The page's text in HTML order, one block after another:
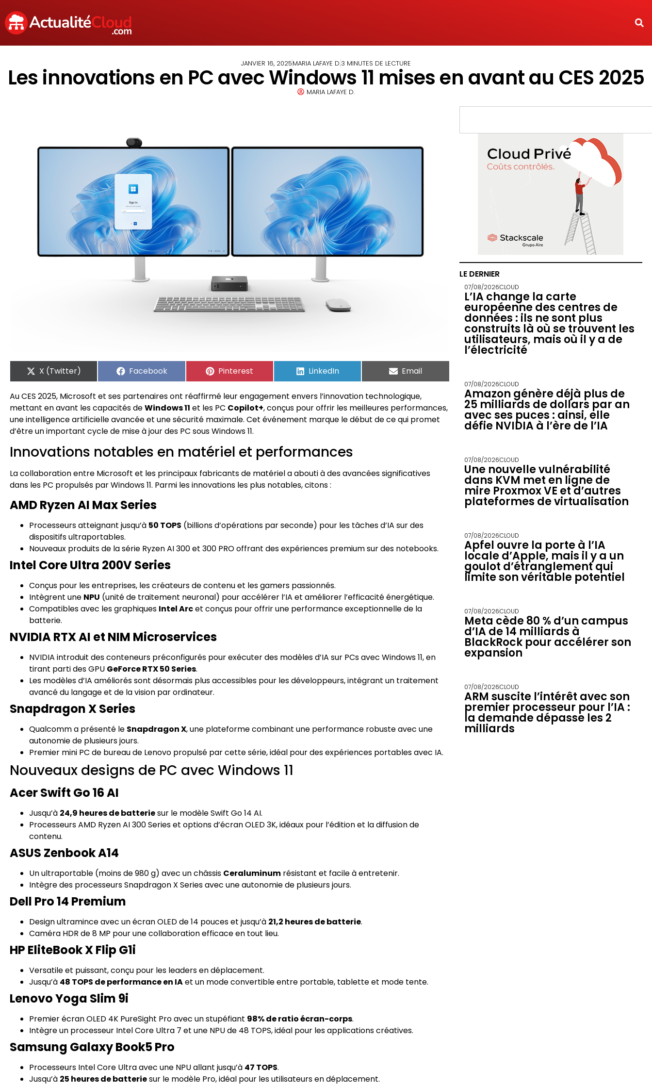
JANVIER 16, 2025MARIA LAFAYE D.3 MINUTES DE LECTURE
Les innovations en PC avec Windows 11 mises en avant au CES 2025
MARIA LAFAYE D.
X (Twitter) Facebook Pinterest LinkedIn Email
Au CES 2025, Microsoft et ses partenaires ont réaffirmé leur engagement envers l’innovation technologique,
mettant en avant les capacités deWindows 11 et les PC Copilot+, conçus pour offrir les meilleures performances,
une intelligence artificielle avancée et une sécurité maximale. Cet événement marque le début de ce qui promet
d’être un important cycle de mise à jour des PC sous Windows 11.
Innovations notables en matériel et performances
La collaboration entre Microsoft et les principaux fabricants de matériel a abouti à des avancées significatives
dans les PC propulsés par Windows 11. Parmi les innovations les plus notables, citons :
AMD Ryzen AI Max Series
Processeurs atteignant jusqu’à 50 TOPS (billions d’opérations par seconde) pour les tâches d’IA sur des
dispositifs ultraportables.
Nouveaux produits de la série Ryzen AI 300 et 300 PRO offrant des expériences premium sur des notebooks.
Intel Core Ultra 200V Series
Conçus pour les entreprises, les créateurs de contenu et les gamers passionnés.
Intègrent une NPU (unité de traitement neuronal) pour accélérer l’IA et améliorer l’efficacité énergétique.
Compatibles avec les graphiques Intel Arcet conçus pour offrir une performance exceptionnelle de la
batterie.
NVIDIA RTX AI et NIM Microservices
NVIDIA introduit des conteneurs préconfigurés pour exécuter des modèles d’IA sur PCs avec Windows 11, en
tirant parti des GPU GeForce RTX 50 Series.
Les modèles d’IA améliorés sont désormais plus accessibles pour les développeurs, intégrant un traitement
avancé du langage et de la vision par ordinateur.
Snapdragon X Series
Qualcomm a présenté le Snapdragon X, une plateforme combinant une performance robuste avec une
autonomie de plusieurs jours.
Premier mini PC de bureau de Lenovo propulsé par cette série, idéal pour des expériences portables avec IA.
Nouveaux designs de PC avec Windows 11
Acer Swift Go 16 AI
Jusqu’à 24,9 heures de batteriesur le modèle Swift Go 14 AI.
Processeurs AMD Ryzen AI 300 Series et options d’écran OLED 3K, idéaux pour l’édition et la diffusion de
contenu.
ASUS Zenbook A14
Un ultraportable (moins de 980 g) avec un châssis Ceraluminum résistant et facile à entretenir.
Intègre des processeurs Snapdragon X Series avec une autonomie de plusieurs jours.
Dell Pro 14 Premium
Design ultramince avec un écran OLED de 14 pouces et jusqu’à 21,2 heures de batterie.
Caméra HDR de 8 MP pour une collaboration efficace en tout lieu.
HP EliteBook X Flip G1i
Versatile et puissant, conçu pour les leaders en déplacement.
Jusqu’à 48 TOPS de performance en IAet un mode convertible entre portable, tablette et mode tente.
Lenovo Yoga Slim 9i
Premier écran OLED 4K PureSight Pro avec un stupéfiant 98% de ratio écran-corps.
Intègre un processeur Intel Core Ultra 7 et une NPU de 48 TOPS, idéal pour les applications créatives.
Samsung Galaxy Book5 Pro
Processeurs Intel Core Ultra avec une NPU allant jusqu’à 47 TOPS.
Jusqu’à 25 heures de batteriesur le modèle Pro, idéal pour les utilisateurs en déplacement.
LE DERNIER
07/08/2026CLOUD
L’IA change la carte
européenne des centres de
données : ils ne sont plus
construits là où se trouvent les
utilisateurs, mais où il y a de
l’électricité
07/08/2026CLOUD
Amazon génère déjà plus de
25 milliards de dollars par an
avec ses puces : ainsi, elle
défie NVIDIA à l’ère de l’IA
07/08/2026CLOUD
Une nouvelle vulnérabilité
dans KVM met en ligne de
mire Proxmox VE et d’autres
plateformes de virtualisation
07/08/2026CLOUD
Apfel ouvre la porte à l’IA
locale d’Apple, mais il y a un
goulot d’étranglement qui
limite son véritable potentiel
07/08/2026CLOUD
Meta cède 80 % d’un campus
d’IA de 14 milliards à
BlackRock pour accélérer son
expansion
07/08/2026CLOUD
ARM suscite l’intérêt avec son
premier processeur pour l’IA :
la demande dépasse les 2
milliards